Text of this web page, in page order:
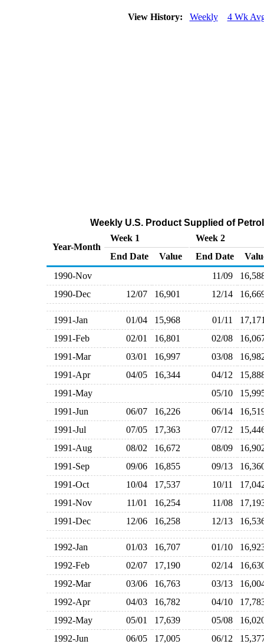
View History: Weekly 4 Wk
Weekly U.S. Product Supplied of
Year-Month
Week 1
Week 2
End Date
Value End Date
1990-Nov
11/09
1990-Dec
12/07 16,901 12/14
1991-Jan 01/04 15,968 01/11
1991-Feb
02/01 16,801 02/08
1991-Mar
03/01 16,997 03/08
1991-Apr
04/05 16,344 04/12
1991-May
05/10
1991-Jun
06/07 16,226 06/14
1991-Jul
07/05 17,363 07/12
1991-Aug
08/02 16,672 08/09
1991-Sep
09/06 16,855 09/13
1991-Oct
10/04 17,537 10/11
1991-Nov
11/01 16,254 11/08
1991-Dec
12/06 16,258 12/13
1992-Jan 01/03 16,707 01/10
1992-Feb
02/07 17,190 02/14
1992-Mar
03/06 16,763 03/13
1992-Apr
04/03 16,782 04/10
1992-May
05/01 17,639 05/08
1992-Jun
06/05 17,005 06/12